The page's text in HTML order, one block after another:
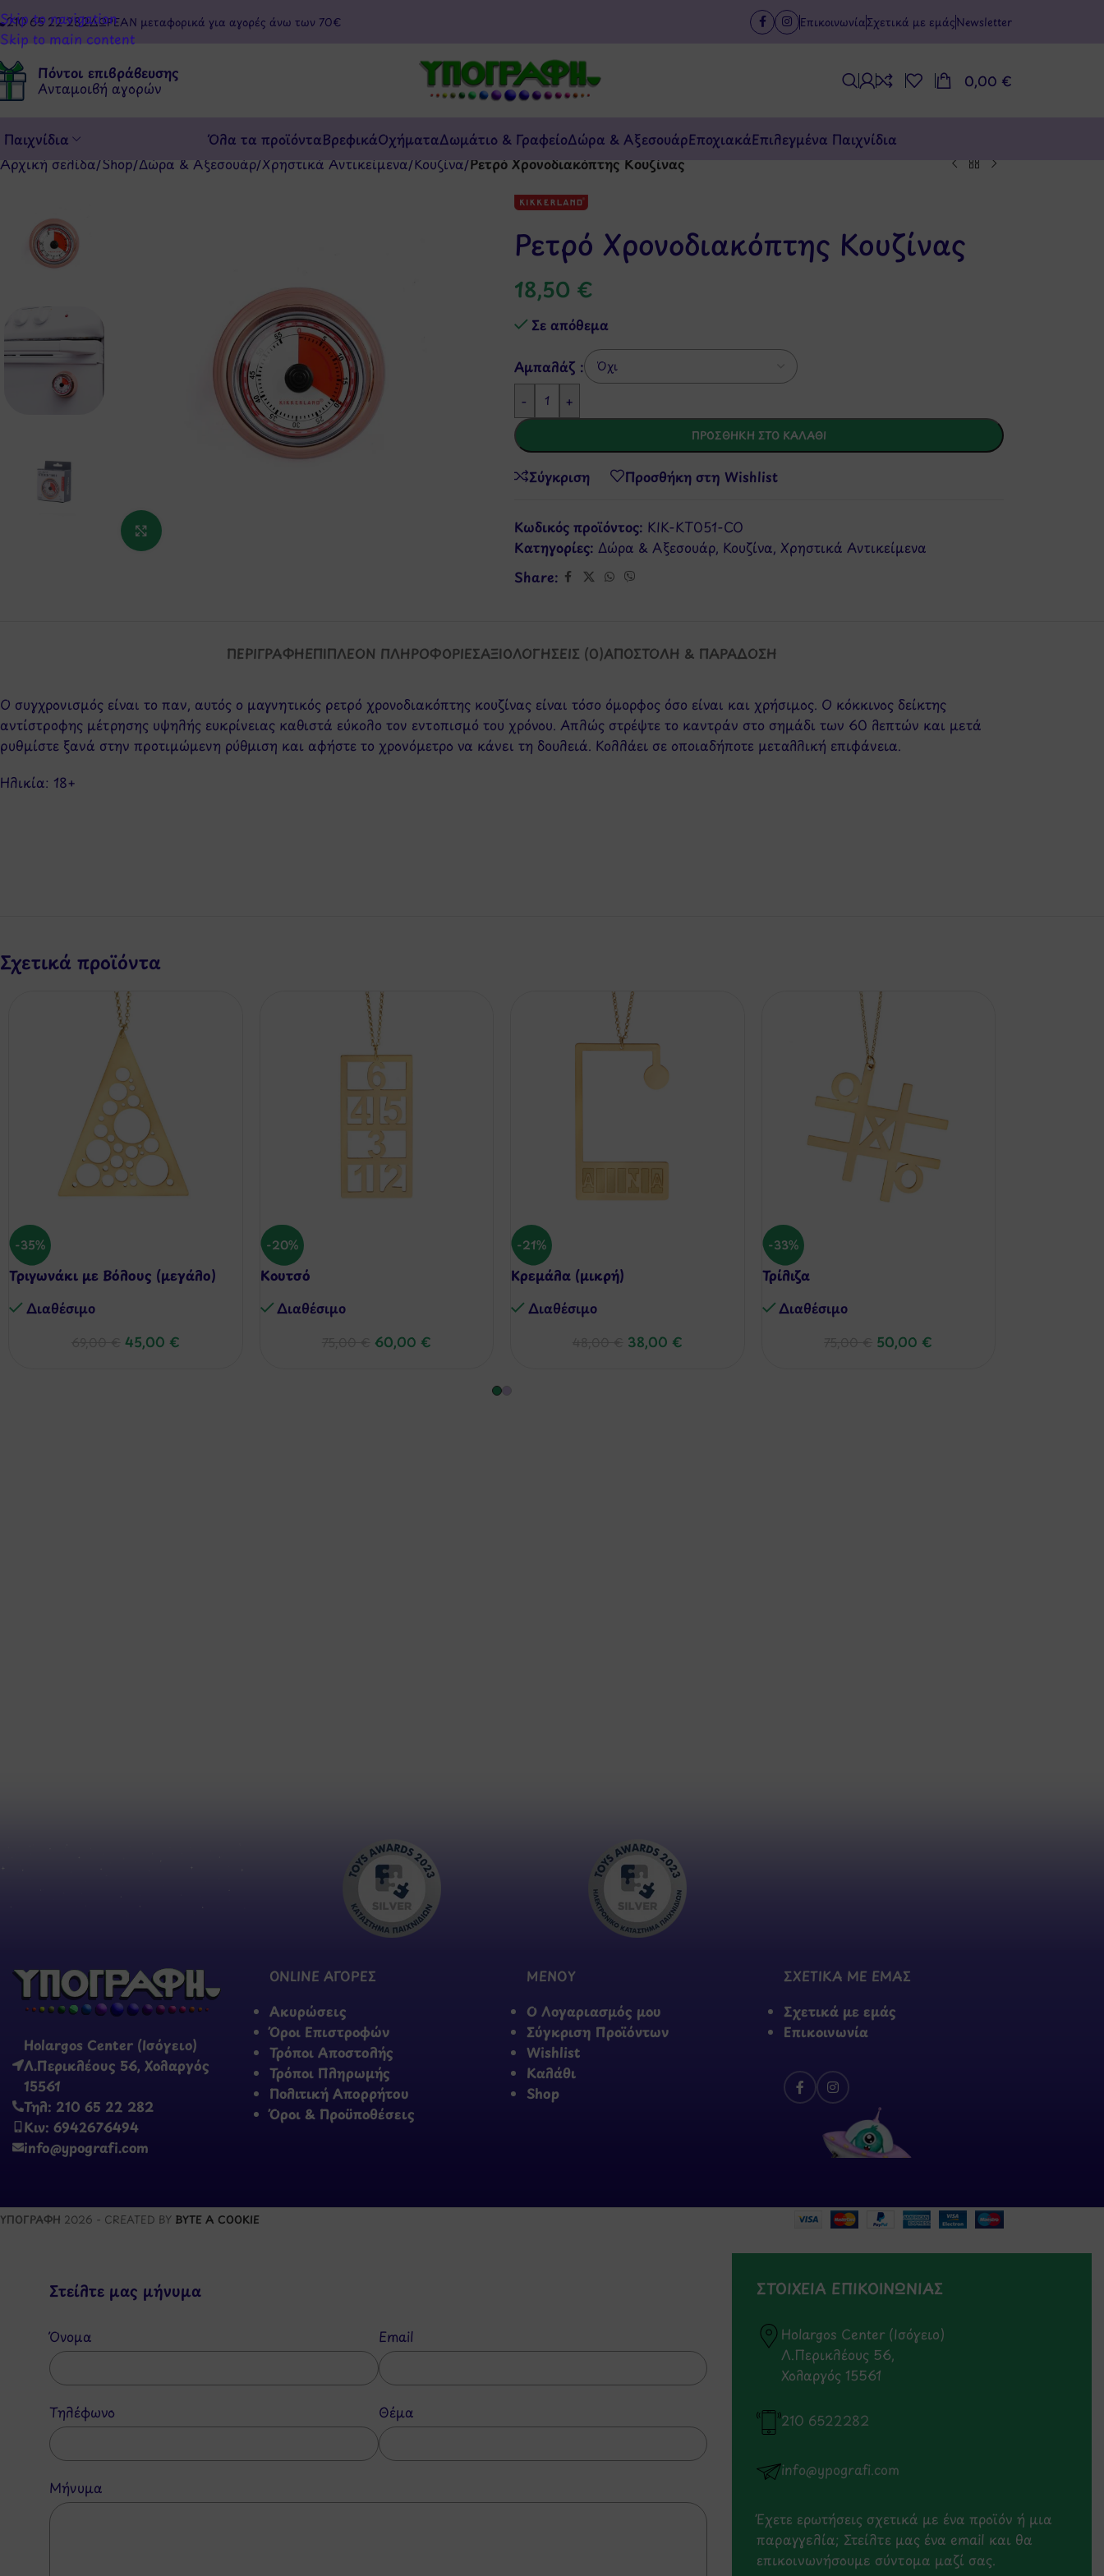
Skip to navigation
Skip to main content
210 65 22 282ΔΩΡΕΑΝ μεταφορικά για αγορές άνω των 70€ Επικοινωνία Σχετικά με εμάςNewsletter
Πόντοι επιβράβευσης
Ανταμοιβή αγορών 0,00 €
Παιχνίδια Όλα τα προϊόνταΒρεφικάΟχήματαΔωμάτιο & ΓραφείοΔώρα & ΑξεσουάρΕποχιακάΕπιλεγμένα Παιχνίδια
Αρχική σελίδα/Shop/Δώρα & Αξεσουάρ/Χρηστικά Αντικείμενα/Κουζίνα/Ρετρό Χρονοδιακόπτης Κουζίνας
Ρετρό Χρονοδιακόπτης Κουζίνας
18,50 €
Σε απόθεμα
Αμπαλάζ :
-
+
ΠΡΟΣΘΉΚΗ ΣΤΟ ΚΑΛΆΘΙ
Σύγκριση Προσθήκη στη Wishlist
Κωδικός προϊόντος: KIK-KT051-CO
Κατηγορίες: Δώρα & Αξεσουάρ, Κουζίνα, Χρηστικά Αντικείμενα
Share:
ΠΕΡΙΓΡΑΦΉΕΠΙΠΛΈΟΝ ΠΛΗΡΟΦΟΡΊΕΣΑΞΙΟΛΟΓΉΣΕΙΣ (0)ΑΠΟΣΤΟΛΉ & ΠΑΡΆΔΟΣΗ
Ο συγχρονισμός είναι το παν, αυτός ο μαγνητικός ρετρό χρονοδιακόπτης κουζίνας είναι τόσο όμορφος όσο είναι και χρήσιμος. Ο κόκκινος δείκτης
αντίστροφης μέτρησης υψηλής ευκρίνειας καθιστά εύκολο τον εντοπισμό του χρόνου. Απλώς στρέψτε το καντράν στο σημάδι των 60 λεπτών και μετά
ρυθμίστε ξανά στην προτιμώμενη ρύθμιση και αφήστε το χρονόμετρο να κάνει τη δουλειά. Κολλάει σε οποιαδήποτε μεταλλική επιφάνεια.
Ηλικία: 18+
Σχετικά προϊόντα
-35%
Τριγωνάκι με Βόλους (μεγάλο)
Διαθέσιμo
45,00 €
-20%
Κουτσό
Διαθέσιμo
60,00 €
-21%
Κρεμάλα (μικρή)
Διαθέσιμo
38,00 €
-33%
Τρίλιζα
Διαθέσιμo
50,00€
Holargos Center (Ισόγειο)
Λ.Περικλέους 56, Χολαργός
15561
Τηλ: 210 65 22 282
Κιν: 6942676494
info@ypografi.com
ONLINE ΑΓΟΡΕΣ
Ακυρώσεις
Όροι Επιστροφών
Τρόποι Αποστολής
Τρόποι Πληρωμής
Πολιτική Απορρήτου
Όροι & Προϋποθέσεις
ΜΕΝΟΥ
Ο Λογαριασμός μου
Σύγκριση Προϊόντων
Wishlist
Καλάθι
Shop
ΣΧΕΤΙΚΑ ΜΕ ΕΜΑΣ
Σχετικά με εμάς
Επικοινωνία
ΥΠΟΓΡΑΦΗ 2026 - CREATED BY BYTE A COOKIE
Στείλτε μας μήνυμα
Όνομα Email
Τηλέφωνο Θέμα
Μήνυμα
ΣΤΟΙΧΕΙΑ ΕΠΙΚΟΙΝΩΝΙΑΣ
Holargos Center (Ισόγειο)
Λ.Περικλέους 56,
Χολαργός 15561
210 6522282
info@ypografi.com
Έχετε ερωτήσεις σχετικά με ένα προϊόν ή μια
παραγγελία; Στείλτε μας ένα email και θα
επικοινωνήσουμε σύντομα μαζί σας.